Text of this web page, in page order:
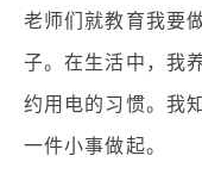
老师们就教育我要
子。在生活中，我
约用电的习惯。我
一件小事做起。